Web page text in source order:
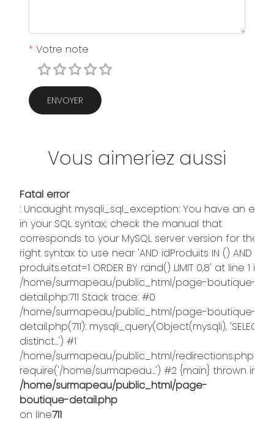
* Votre note
ENVOYER
Vous aimeriez aussi
Fatal error
: Uncaught mysqli_sql_exception: You have an error
in your SQL syntax; check the manual that
corresponds to your MySQL server version for the
right syntax to use near 'AND idProduits IN () AND
produits.etat=1 ORDER BY rand() LIMIT 0,8' at line 1 in
/home/surmapeau/public_html/page-boutique-
detail.php:711 Stack trace: #0
/home/surmapeau/public_html/page-boutique-
detail.php(711): mysqli_query(Object(mysqli), 'SELECT
distinct...') #1
/home/surmapeau/public_html/
require('/home/surmapeau...') #2 {main} thrown in
/home/surmapeau/public_html/page-
boutique-detail.php
on line711